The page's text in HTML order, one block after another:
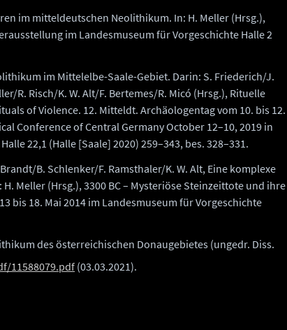
im mitteldeutschen Neolithikum. In: H. Meller (Hrsg.),
im Landesmuseum für Vorgeschichte Halle 2
im Mittelelbe-Saale-Gebiet. Darin: S. Friederich/J.
R. Risch/K. W. Alt/F. Bertemes/R. Micó (Hrsg.), Rituelle
of Violence. 12. Mitteldt. Archäologentag vom 10. bis 12.
Conference of Central Germany October 12–10, 2019 in
22,1 (Halle [Saale] 2020) 259–343, bes. 328–331.
B. Schlenker/F. Ramsthaler/K. W. Alt, Eine komplexe
Meller (Hrsg.), 3300 BC – Mysteriöse Steinzeittote und ihre
bis 18. Mai 2014 im Landesmuseum für Vorgeschichte
des österreichischen Donaugebietes (ungedr. Diss.
11588079.pdf (03.03.2021).